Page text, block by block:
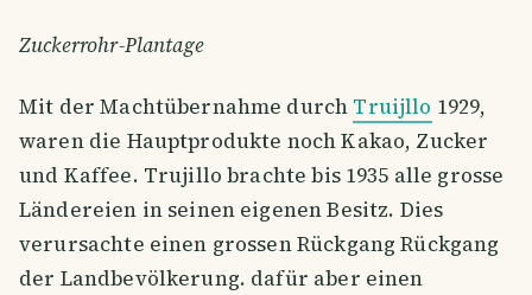
Zuckerrohr-Plantage
Mit der Machtübernahme durch Truijllo 1929,
waren die Hauptprodukte noch Kakao, Zucker
und Kaffee. Trujillo brachte bis 1935 alle grosse
Ländereien in seinen eigenen Besitz. Dies
verursachte einen grossen Rückgang Rückgang
der Landbevölkerung. dafür aber einen